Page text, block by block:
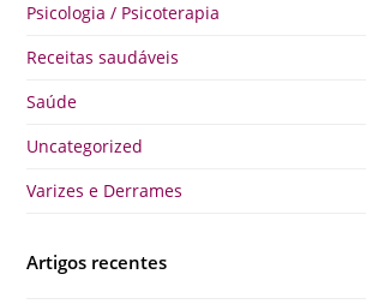
Psicologia / Psicoterapia
Receitas saudáveis
Saúde
Uncategorized
Varizes e Derrames
Artigos recentes